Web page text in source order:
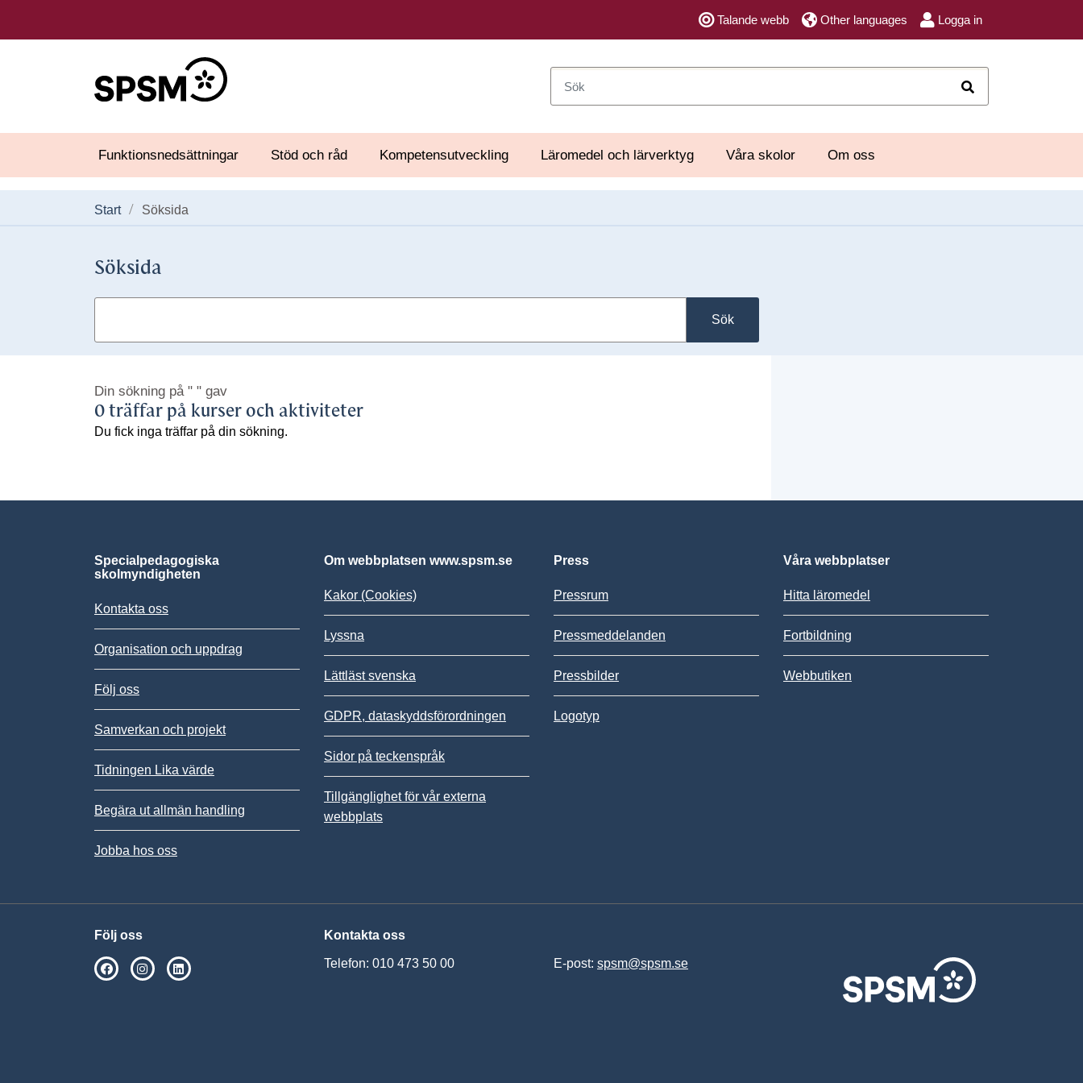
Talande webb Other languages Logga in
Funktionsnedsättningar Stöd och råd Kompetensutveckling Läromedel och lärverktyg Våra skolor Om oss
Start Söksida
Söksida
Sök
Din sökning på " " gav
0 träffar på kurser och aktiviteter
Du fick inga träffar på din sökning.
Specialpedagogiska
skolmyndigheten
Kontakta oss
Organisation och uppdrag
Följ oss
Samverkan och projekt
Tidningen Lika värde
Begära ut allmän handling
Jobba hos oss
Om webbplatsen www.spsm.se
Kakor (Cookies)
Lyssna
Lättläst svenska
GDPR, dataskyddsförordningen
Sidor på teckenspråk
Tillgänglighet för vår externa
webbplats
Press
Pressrum
Pressmeddelanden
Pressbilder
Logotyp
Våra webbplatser
Hitta läromedel
Fortbildning
Webbutiken
Följ oss
SPSM på Facebook
SPSM på Instagram
Kontakta oss
Telefon: 010 473 50 00 E-post: spsm@spsm.se